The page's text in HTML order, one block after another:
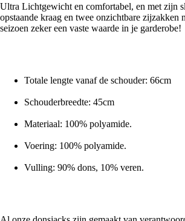
Ultra Lichtgewicht en comfortabel, en met zijn
opstaande kraag en twee onzichtbare zijzakken
seizoen zeker een vaste waarde in je garderobe!
Totale lengte vanaf de schouder: 66cm
Schouderbreedte: 45cm
Materiaal: 100% polyamide.
Voering: 100% polyamide.
Vulling: 90% dons, 10% veren.